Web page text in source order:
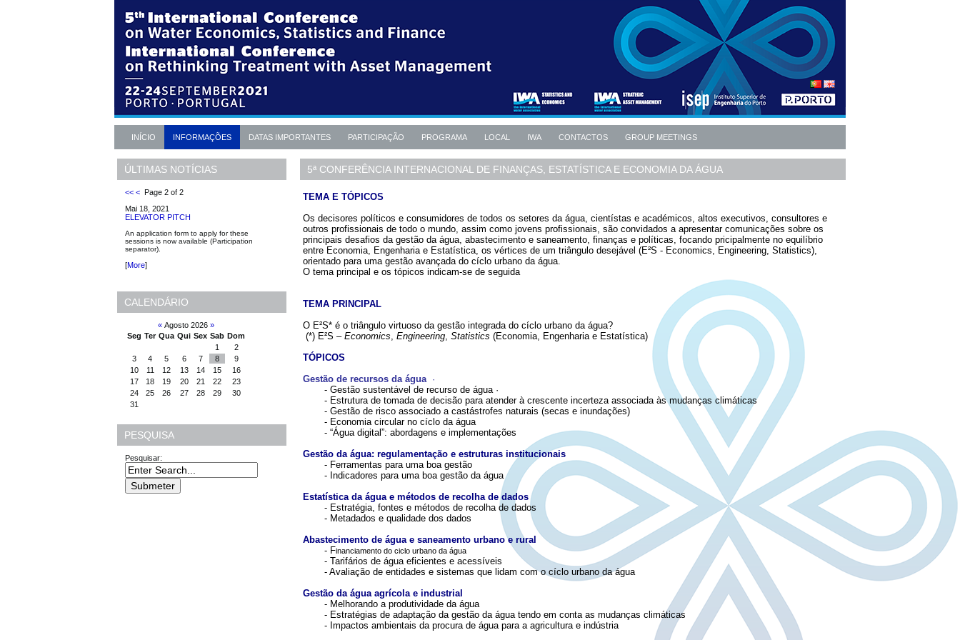
INÍCIO INFORMAÇÕES DATAS IMPORTANTES PARTICIPAÇÃO PROGRAMA LOCAL IWA CONTACTOS GROUP MEETINGS
ÚLTIMAS NOTÍCIAS
<< < Page 2 of 2
Mai 18, 2021
ELEVATOR PITCH
An application form to apply for these
sessions is now available (Participation
separator).
[More]
CALENDÁRIO
« Agosto 2026 »
Seg Ter Qua Qui Sex Sab Dom
1
2
3
4 5 6 7 8
9
10
11 12 13 14 15
16
17
18 19 20 21 22
23
24
25 26 27 28 29
30
31
PESQUISA
Pesquisar:
5ª CONFERÊNCIA INTERNACIONAL DE FINANÇAS, ESTATÍSTICA E ECONOMIA DA ÁGUA
TEMA E TÓPICOS
Os decisores políticos e consumidores de todos os setores da água, cientístas e académicos, altos executivos, consultores e
outros profissionais de todo o mundo, assim como jovens profissionais, são convidados a apresentar comunicações sobre os
principais desafios da gestão da água, abastecimento e saneamento, finanças e políticas, focando pricipalmente no equilíbrio
entre Economia, Engenharia e Estatística, os vértices de um triângulo desejável (E²S - Economics, Engineering, Statistics),
orientado para uma gestão avançada do cíclo urbano da água.
O tema principal e os tópicos indicam-se de seguida
TEMA PRINCIPAL
O E²S* é o triângulo virtuoso da gestão integrada do cíclo urbano da água?
(*) E²S – Economics Engineering Statistics (Economia, Engenharia e Estatística)
TÓPICOS
Gestão de recursos da água ·
- Gestão sustentável de recurso de água ·
- Estrutura de tomada de decisão para atender à crescente incerteza associada às mudanças climáticas
- Gestão de risco associado a castástrofes naturais (secas e inundações)
- Economia circular no cíclo da água
- “Água digital”: abordagens e implementações
Gestão da água: regulamentação e estruturas institucionais
- Ferramentas para uma boa gestão
- Indicadores para uma boa gestão da água
Estatística da água e métodos de recolha de dados
- Estratégia, fontes e métodos de recolha de dados
- Metadados e qualidade dos dados
Abastecimento de água e saneamento urbano e rural
- Financiamento do ciclo urbano da água
- Tarifários de água eficientes e acessíveis
- Avaliação de entidades e sistemas que lidam com o cíclo urbano da água
Gestão da água agrícola e industrial
- Melhorando a produtividade da água
- Estratégias de adaptação da gestão da água tendo em conta as mudanças climáticas
- Impactos ambientais da procura de água para a agricultura e indústria